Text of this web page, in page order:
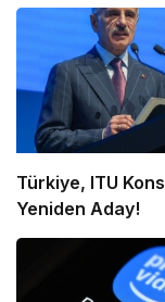
Türkiye, ITU
Yeniden Aday!